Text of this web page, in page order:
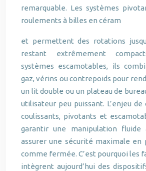
remarquable. Les systèmes
roulements à billes en céram
et permettent des rotations
restant extrêmement
systèmes escamotables, ils
gaz, vérins ou contrepoids pour
un lit double ou un plateau de
utilisateur peu puissant. L’enjeu de
coulissants, pivotants et
garantir une manipulation fluide
assurer une sécurité maximale en
comme fermée. C’est pourquoi les
intègrent aujourd’hui des